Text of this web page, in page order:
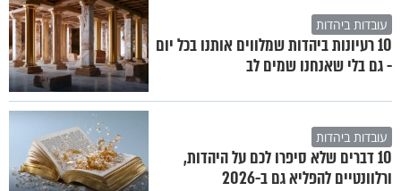
עובדות ביהדות
10 רעיונות ביהדות שמלווים אותנו בכל יום
- גם בלי שאנחנו שמים לב
עובדות ביהדות
10 דברים שלא סיפרו לכם על היהדות,
ורלוונטיים להפליא גם ב-2026